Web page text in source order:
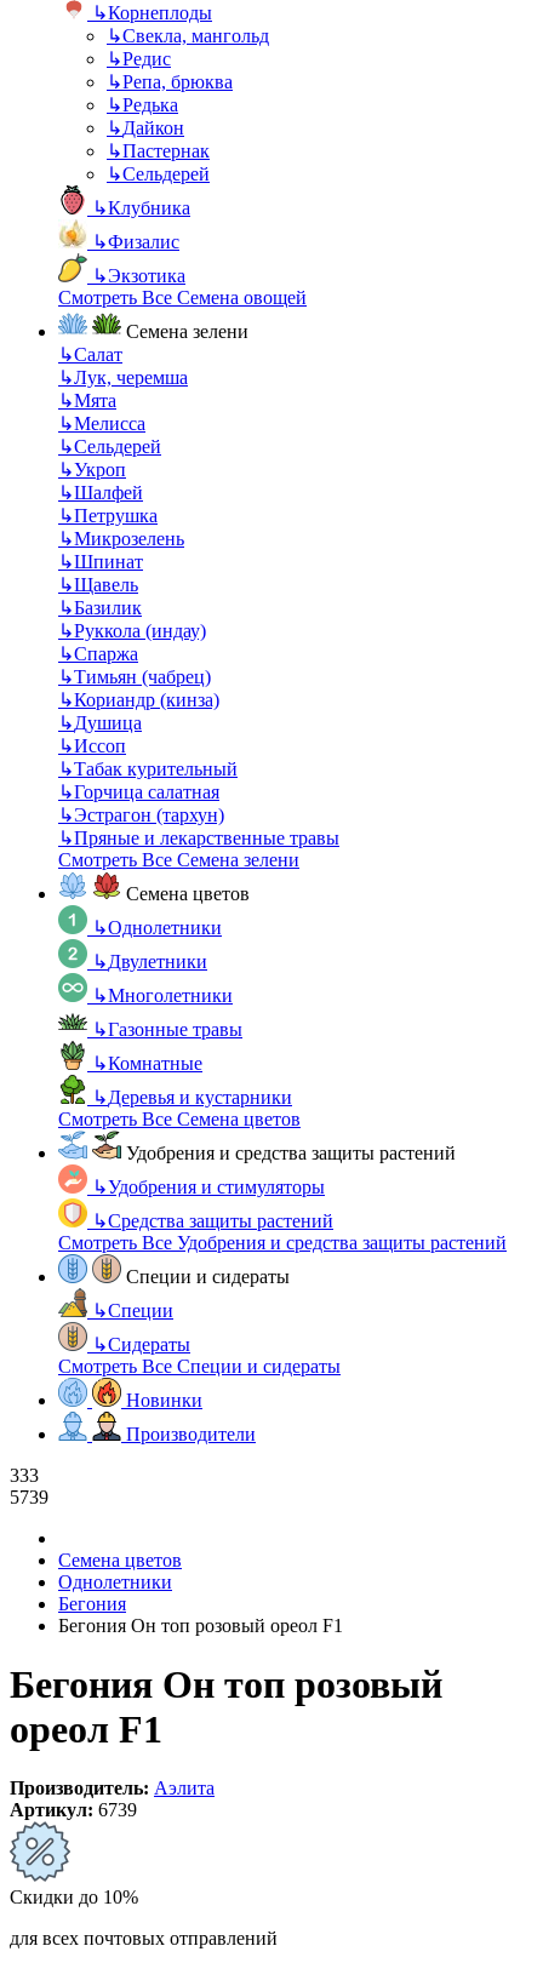
↳Корнеплоды
↳Свекла, мангольд
↳Редис
↳Репа, брюква
↳Редька
↳Дайкон
↳Пастернак
↳Сельдерей
↳Клубника
↳Физалис
↳Экзотика
Смотреть Все Семена овощей
Семена зелени
↳Салат
↳Лук, черемша
↳Мята
↳Мелисса
↳Сельдерей
↳Укроп
↳Шалфей
↳Петрушка
↳Микрозелень
↳Шпинат
↳Щавель
↳Базилик
↳Руккола (индау)
↳Спаржа
↳Тимьян (чабрец)
↳Кориандр (кинза)
↳Душица
↳Иссоп
↳Табак курительный
↳Горчица салатная
↳Эстрагон (тархун)
↳Пряные и лекарственные травы
Смотреть Все Семена зелени
Семена цветов
↳Однолетники
↳Двулетники
↳Многолетники
↳Газонные травы
↳Комнатные
↳Деревья и кустарники
Смотреть Все Семена цветов
Удобрения и средства защиты растений
↳Удобрения и стимуляторы
↳Средства защиты растений
Смотреть Все Удобрения и средства защиты растений
Специи и сидераты
↳Специи
↳Сидераты
Смотреть Все Специи и сидераты
Новинки
Производители
333
5739
Семена цветов
Однолетники
Бегония
Бегония Он топ розовый ореол F1
Бегония Он топ розовый
ореол F1
Производитель: Аэлита
Артикул: 6739
Скидки до 10%
для всех почтовых отправлений